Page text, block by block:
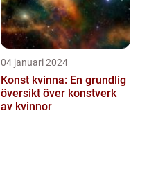
04 januari 2024
Konst kvinna: En grundlig
översikt över konstverk
av kvinnor